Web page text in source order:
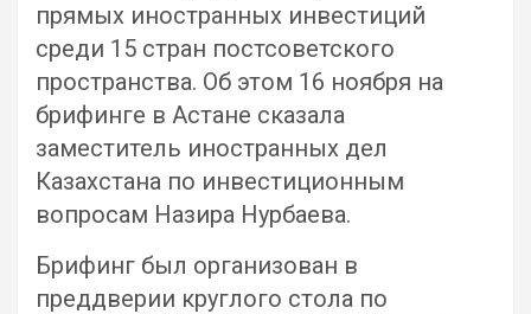
прямых иностранных инвестиций
среди 15 стран постсоветского
пространства. Об этом 16 ноября на
брифинге в Астане сказала
заместитель иностранных дел
Казахстана по инвестиционным
вопросам Назира Нурбаева.
Брифинг был организован в
преддверии круглого стола по